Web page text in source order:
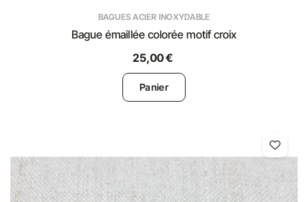
BAGUES ACIER INOXYDABLE
Bague émaillée colorée motif croix
25,00 €
Panier